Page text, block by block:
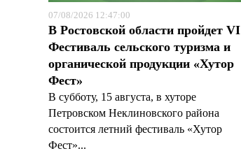
07/08/2026 12:47:00
В Ростовской области пройдет VI
Фестиваль сельского туризма и
органической продукции «Хутор
Фест»
В субботу, 15 августа, в хуторе
Петровском Неклиновского района
состоится летний фестиваль «Хутор
Фест»...